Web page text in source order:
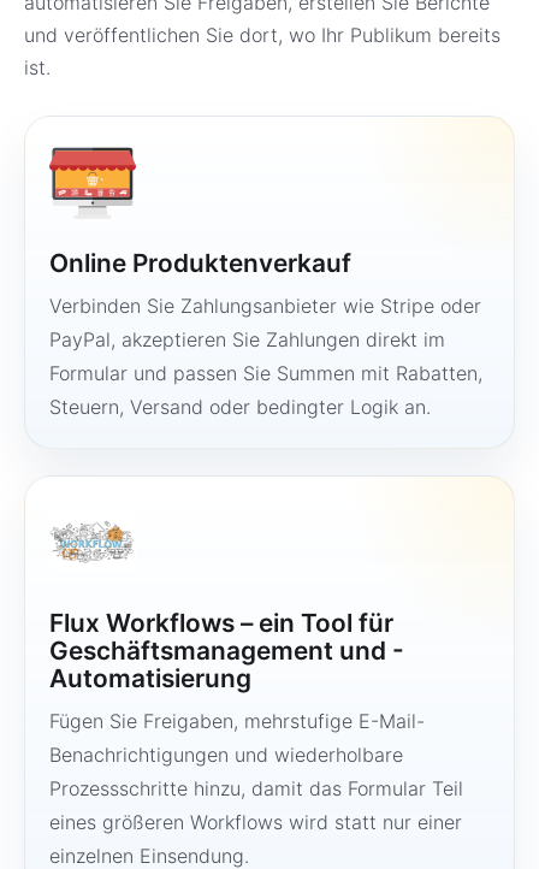
und veröffentlichen Sie dort, wo Ihr Publikum bereits
ist.
Online Produktenverkauf
Verbinden Sie Zahlungsanbieter wie Stripe oder
PayPal, akzeptieren Sie Zahlungen direkt im
Formular und passen Sie Summen mit Rabatten,
Steuern, Versand oder bedingter Logik an.
Flux Workflows – ein Tool für
Geschäftsmanagement und -
Automatisierung
Fügen Sie Freigaben, mehrstufige E-Mail-
Benachrichtigungen und wiederholbare
Prozessschritte hinzu, damit das Formular Teil
eines größeren Workflows wird statt nur einer
einzelnen Einsendung.